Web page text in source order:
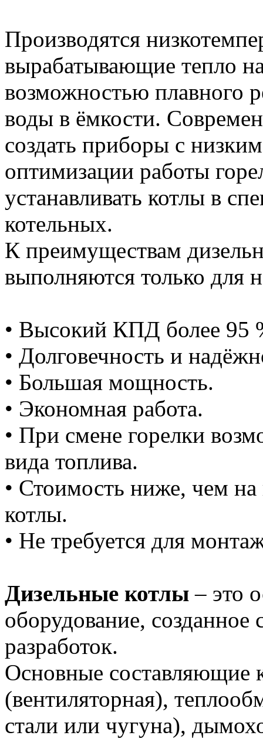
Производятся
вырабатывающие тепло
возможностью плавного
воды в ёмкости.
создать приборы с
оптимизации работы
устанавливать котлы в
котельных.
К преимуществам
выполняются только для
• Высокий КПД более 95
• Долговечность и
• Большая мощность.
• Экономная работа.
• При смене горелки
вида топлива.
• Стоимость ниже, чем на
котлы.
• Не требуется для
Дизельные котлы – это
оборудование,
разработок.
Основные составляющие
(вентиляторная),
стали или чугуна),